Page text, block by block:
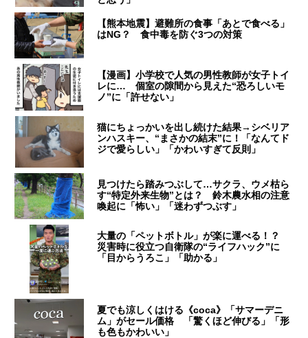
【熊本地震】避難所の食事「あとで食べる」
はNG？ 食中毒を防ぐ3つの対策
【漫画】小学校で人気の男性教師が女子トイ
レに… 個室の隙間から見えた“恐ろしいモ
ノ”に「許せない」
猫にちょっかいを出し続けた結果→シベリア
ンハスキー、“まさかの結末”に！「なんてド
ジで愛らしい」「かわいすぎて反則」
見つけたら踏みつぶして…サクラ、ウメ枯ら
す“特定外来生物”とは？ 鈴木農水相の注意
喚起に「怖い」「迷わずつぶす」
大量の「ペットボトル」が楽に運べる！？
災害時に役立つ自衛隊の“ライフハック”に
「目からうろこ」「助かる」
夏でも涼しくはける《coca》「サマーデニ
ム」がセール価格 「驚くほど伸びる」「形
も色もかわいい」